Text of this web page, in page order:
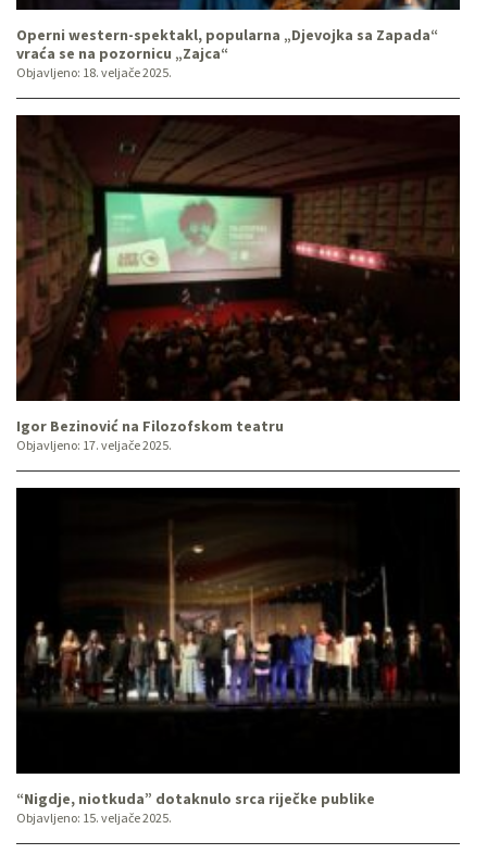
Operni western-spektakl, popularna „Djevojka sa Zapada“
vraća se na pozornicu „Zajca“
Objavljeno: 18. veljače 2025.
Igor Bezinović na Filozofskom teatru
Objavljeno: 17. veljače 2025.
“Nigdje, niotkuda” dotaknulo srca riječke publike
Objavljeno: 15. veljače 2025.